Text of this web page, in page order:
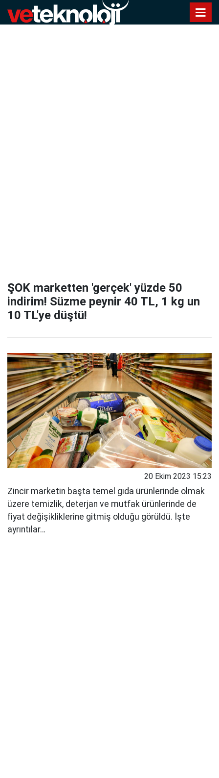
ŞOK marketten 'gerçek' yüzde 50
indirim! Süzme peynir 40 TL, 1 kg un
10 TL'ye düştü!
20 Ekim 2023 15:23
Zincir marketin başta temel gıda ürünlerinde olmak
üzere temizlik, deterjan ve mutfak ürünlerinde de
fiyat değişikliklerine gitmiş olduğu görüldü. İşte
ayrıntılar…